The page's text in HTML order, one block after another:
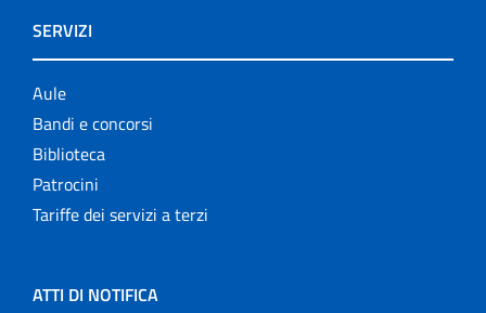
SERVIZI
Aule
Bandi e concorsi
Biblioteca
Patrocini
Tariffe dei servizi a terzi
ATTI DI NOTIFICA